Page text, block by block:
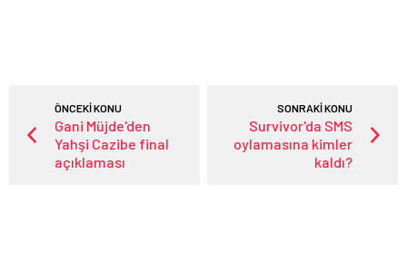
ÖNCEKİ KONU
Gani Müjde'den
Yahşi Cazibe final
açıklaması
SONRAKİ KONU
Survivor'da SMS
oylamasına kimler
kaldı?